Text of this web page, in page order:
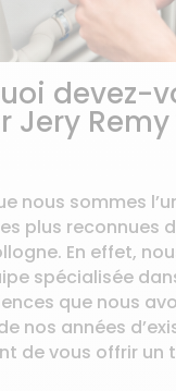
devez-
Jery Remy
nous sommes
plus reconnues
En effet,
spécialisée
que nous
nos années
de vous offrir un